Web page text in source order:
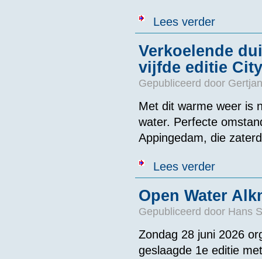
Lees verderover Vijfde
Verkoelende
vijfde editie
Gepubliceerd door
Met dit warme weer is
water. Perfecte
Appingedam, die
Lees verderover
Open Water
Gepubliceerd door Hans
Zondag 28 juni 2026
geslaagde 1e editie